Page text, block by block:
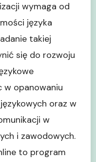
wymaga od
języka
takiej
się do rozwoju
w opanowaniu
oraz w
w
i zawodowych.
to program